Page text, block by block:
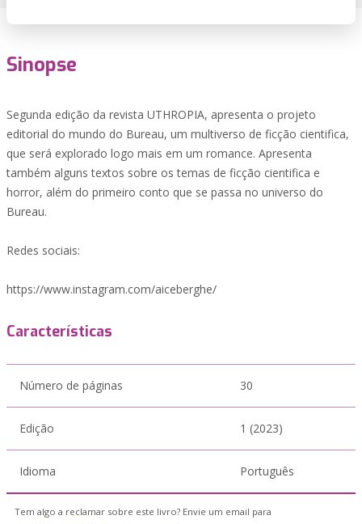
Sinopse
Segunda edição da revista UTHROPIA, apresenta o projeto
editorial do mundo do Bureau, um multiverso de ficção cientifica,
que será explorado logo mais em um romance. Apresenta
também alguns textos sobre os temas de ficção cientifica e
horror, além do primeiro conto que se passa no universo do
Bureau.
Redes sociais:
https://www.instagram.com/aiceberghe/
Características
Número de páginas 30
Edição 1 (2023)
Idioma Português
Tem algo a reclamar sobre este livro? Envie um email para